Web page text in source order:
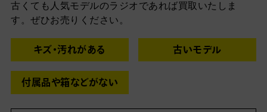
古くても人気モデルのラジオであれば買取いたしま
す。ぜひお売りください。
キズ・汚れがある 古いモデル
付属品や箱などがない